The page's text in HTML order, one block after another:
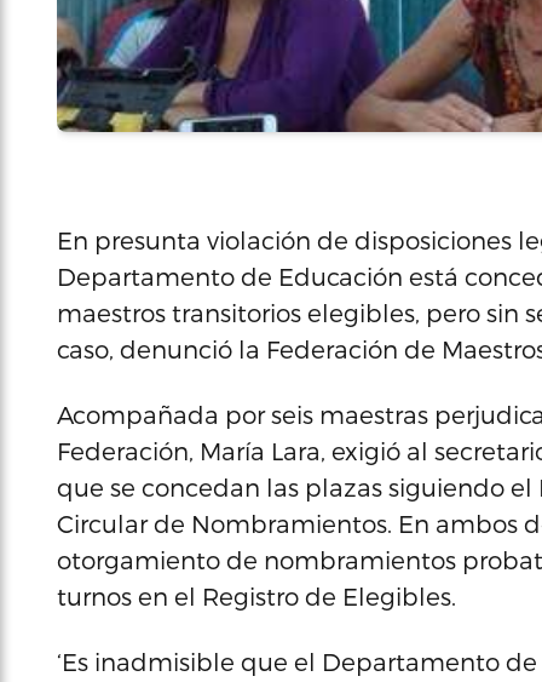
En presunta violación de disposiciones
Departamento de Educación está
maestros transitorios elegibles, pero sin
caso, denunció la Federación de
Acompañada por seis maestras
Federación, María Lara, exigió al
que se concedan las plazas siguiendo
Circular de Nombramientos. En ambos
otorgamiento de nombramientos
turnos en el Registro de Elegibles.
‘Es inadmisible que el Departamento